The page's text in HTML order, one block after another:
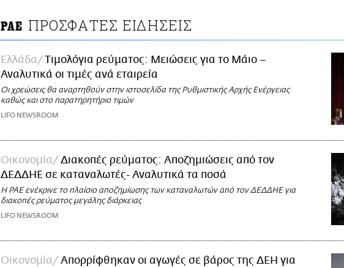
ΡΑΕ ΠΡΟΣΦΑΤΕΣ ΕΙΔΗΣΕΙΣ
Ελλάδα
Τιμολόγια ρεύματος: Μειώσεις για το Μάιο –
Αναλυτικά οι τιμές ανά εταιρεία
Οι χρεώσεις θα αναρτηθούν στην ιστοσελίδα της Ρυθμιστικής Αρχής Ενέργειας
καθώς και στο παρατηρητήριο τιμών
LIFO NEWSROOM
Οικονομία
Διακοπές ρεύματος: Αποζημιώσεις από τον
ΔΕΔΔΗΕ σε καταναλωτές- Αναλυτικά τα ποσά
Η ΡΑΕ ενέκρινε το πλαίσιο αποζημίωσης των καταναλωτών από τον ΔΕΔΔΗΕ για
διακοπές ρεύματος μεγάλης διάρκειας
LIFO NEWSROOM
Οικονομία
Aπορρίφθηκαν οι αγωγές σε βάρος της ΔΕΗ για